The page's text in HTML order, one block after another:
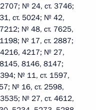
№ 24, ст. 3746;
ст. 5024; № 42,
№ 48, ст. 7625,
№ 17, ст. 2887;
4217; № 27,
8146, 8147;
№ 11, ст. 1597,
№ 16, ст. 2598,
№ 27, ст. 4612,